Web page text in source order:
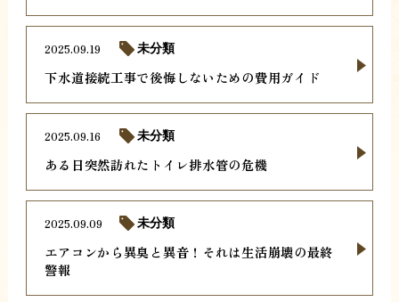
下水道接続工事で後悔しないための費用ガイド
2025.09.19 未分類
ある日突然訪れたトイレ排水管の危機
2025.09.16 未分類
エアコンから異臭と異音！それは生活崩壊の最終
警報
2025.09.09 未分類